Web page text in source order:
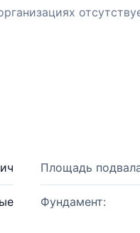
Площадь
Фундамент: